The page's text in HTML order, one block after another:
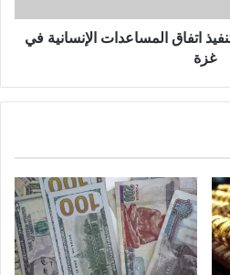
اتفاق المساعدات الإنسانية في
غزة